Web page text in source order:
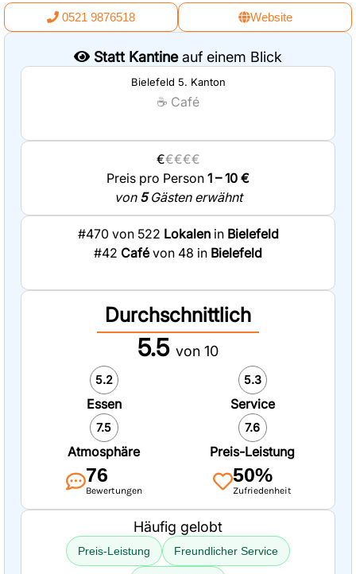
0521 9876518 Website
Statt Kantineauf einem Blick
Bielefeld 5. Kanton
☕ Café
€€€€€
Preis pro Person 1 – 10 €
von 5Gästen erwähnt
#470 von 522 Lokalenin Bielefeld
#42 Cafévon 48 in Bielefeld
Durchschnittlich
5.5 von 10
5.2
Essen
5.3
Service
7.5
Atmosphäre
7.6
Preis-Leistung
76
Bewertungen
50%
Zufriedenheit
Häufig gelobt
Preis-Leistung Freundlicher Service